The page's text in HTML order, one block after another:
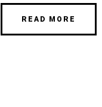
READ MORE